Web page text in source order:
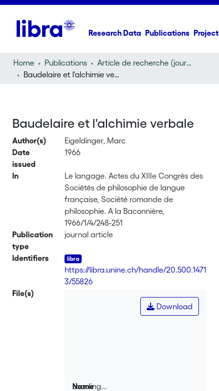
Research Data Publications
Home Publications
Article de recherche (journal article)
Baudelaire et l'alchimie verbale
Baudelaire et l'alchimie verbale
Author(s)
Eigeldinger, Marc
Date
issued
1966
In
Le langage. Actes du XIIIe Congrès des
Sociétés de philosophie de langue
française, Société romande de
philosophie. A la Baconnière,
1966/1/4/248-251
Publication
type
journal article
Identifiers
https://libra.unine.ch/handle/20.500.1471
3/55826
File(s)
Loading...
Download
Name